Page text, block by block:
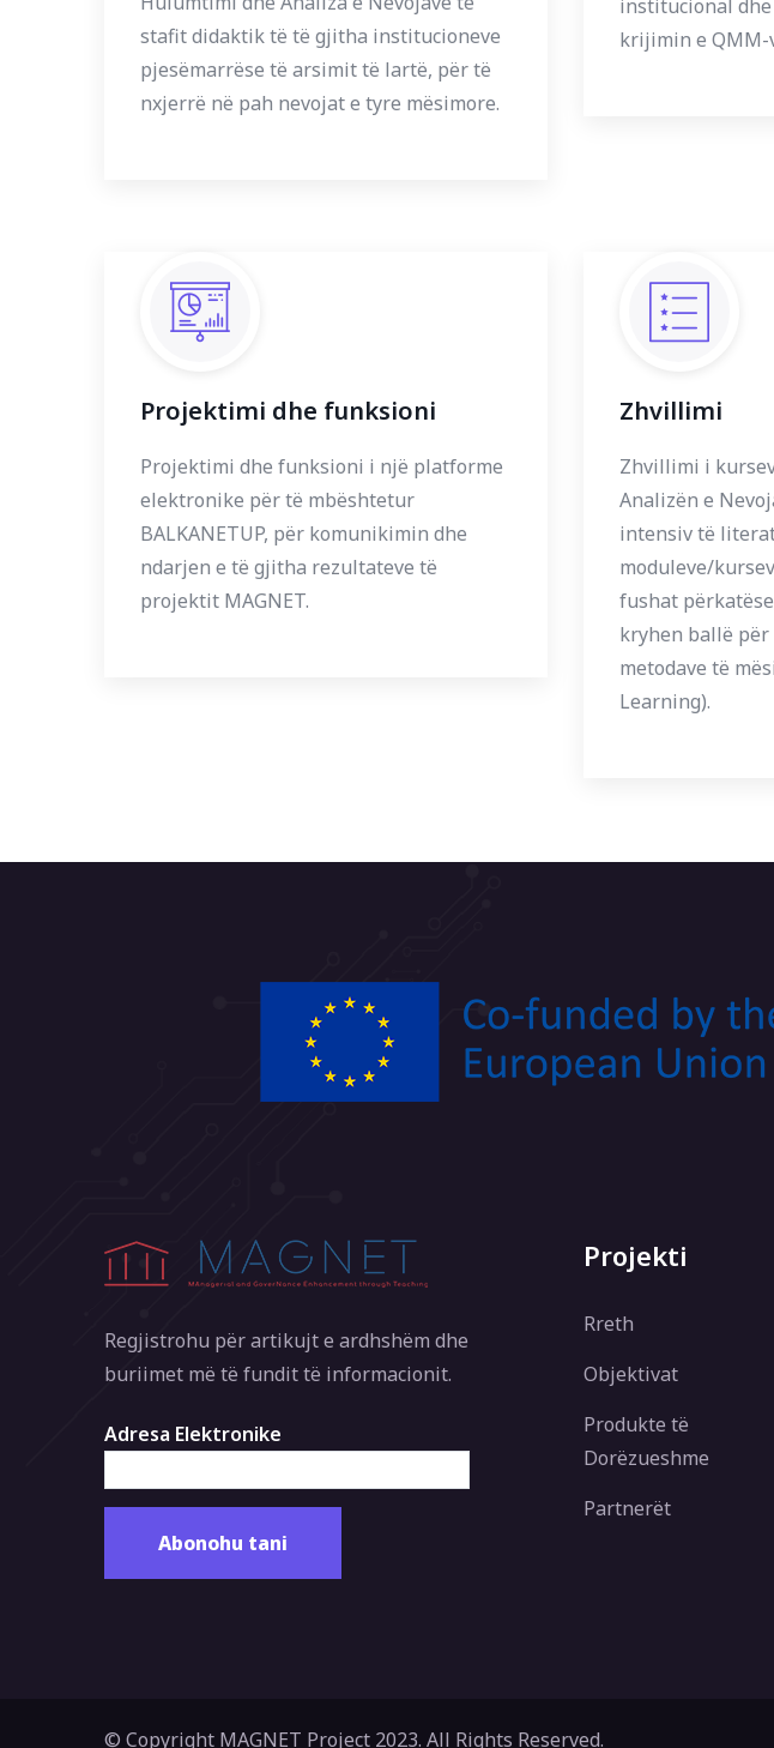
stafit didaktik të të gjitha institucioneve
pjesëmarrëse të arsimit të lartë, për të
nxjerrë në pah nevojat e tyre mësimore.
institucional
krijimin e QMM-
Projektimi dhe funksioni
Projektimi dhe funksioni i një platforme
elektronike për të mbështetur
BALKANETUP, për komunikimin dhe
ndarjen e të gjitha rezultateve të
projektit MAGNET.
Zhvillimi
Zhvillimi i
Analizën e
intensiv të
moduleve/
fushat
kryhen ballë për
metodave të
Learning).
Regjistrohu për artikujt e ardhshëm dhe
buriimet më të fundit të informacionit.
Adresa Elektronike
Projekti
Rreth
Objektivat
Produkte të
Dorëzueshme
Partnerët
© Copyright MAGNET Project 2023. All Rights Reserved.